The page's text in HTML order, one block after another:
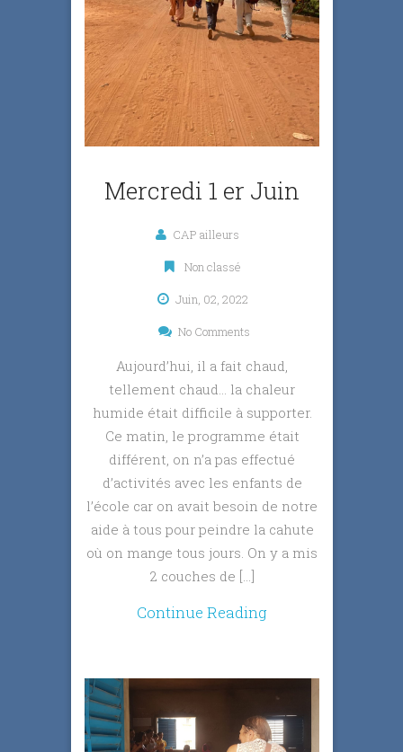
Mercredi 1 er Juin
CAP ailleurs
Non classé
Juin, 02, 2022
No Comments
Aujourd’hui, il a fait chaud,
tellement chaud… la chaleur
humide était difficile à supporter.
Ce matin, le programme était
différent, on n’a pas effectué
d’activités avec les enfants de
l’école car on avait besoin de notre
aide à tous pour peindre la cahute
où on mange tous jours. On y a mis
2 couches de […]
Continue Reading